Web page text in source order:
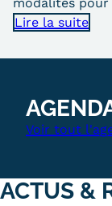
modalités pour
Lire la suite
Voir tout
ACTUS &